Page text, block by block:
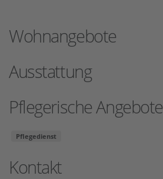
Wohnangebote
Ausstattung
Pflegerische Angebote
Pflegedienst
Kontakt